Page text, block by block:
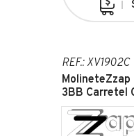
REF.: XV1902C
3BB Carretel